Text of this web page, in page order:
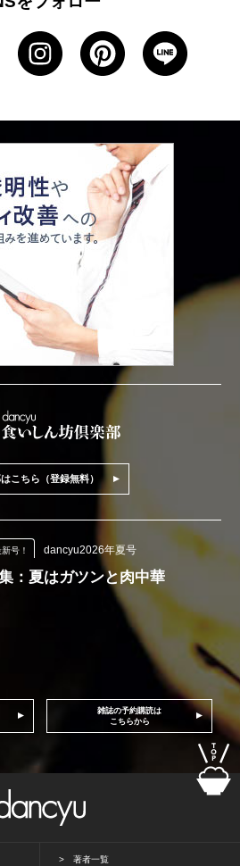
こちら（登録無料）
号！ dancyu2026年夏号
：夏はガツンと肉中華
雑誌の予約購読は
こちらから
著者一覧